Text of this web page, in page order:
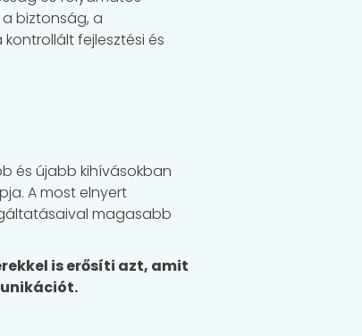
biztonság, a
fejlesztési és
és újabb kihívásokban
A most elnyert
magasabb
is erősíti azt, amit